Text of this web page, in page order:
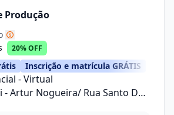
Produção
20% OFF
Inscrição e matrícula GRÁTIS
- Virtual
- Artur Nogueira/ Rua Santo De